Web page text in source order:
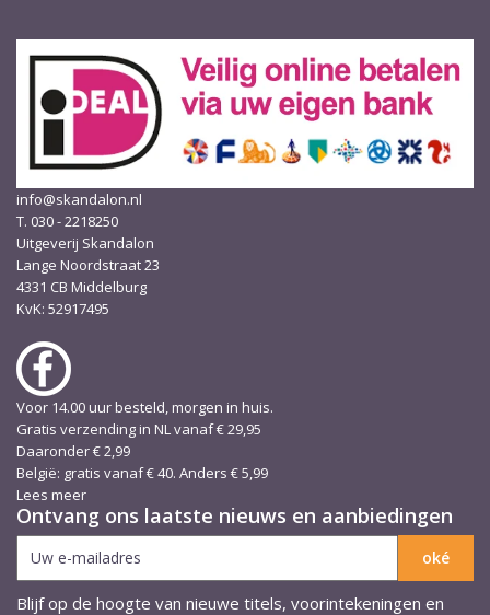
info@skandalon.nl
T. 030 - 2218250
Uitgeverij Skandalon
Lange Noordstraat 23
4331 CB Middelburg
KvK: 52917495
Voor 14.00 uur besteld, morgen in huis.
Gratis verzending in NL vanaf € 29,95
Daaronder € 2,99
België: gratis vanaf € 40. Anders € 5,99
Lees meer
Ontvang ons laatste nieuws en aanbiedingen
Blijf op de hoogte van nieuwe titels, voorintekeningen en